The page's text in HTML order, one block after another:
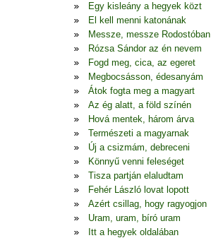
Egy kisleány a hegyek közt
El kell menni katonának
Messze, messze Rodostóban
Rózsa Sándor az én nevem
Fogd meg, cica, az egeret
Megbocsásson, édesanyám
Átok fogta meg a magyart
Az ég alatt, a föld színén
Hová mentek, három árva
Természeti a magyarnak
Új a csizmám, debreceni
Könnyű venni feleséget
Tisza partján elaludtam
Fehér László lovat lopott
Azért csillag, hogy ragyogjon
Uram, uram, bíró uram
Itt a hegyek oldalában